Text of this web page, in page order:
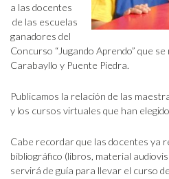
a las docentes
de las escuelas
ganadores del
Concurso “Jugando Aprendo” que
Carabayllo y Puente Piedra.
Publicamos la relación de las
y los cursos virtuales que han
Cabe recordar que las docentes ya
bibliográfico (libros, material
servirá de guía para llevar el curso